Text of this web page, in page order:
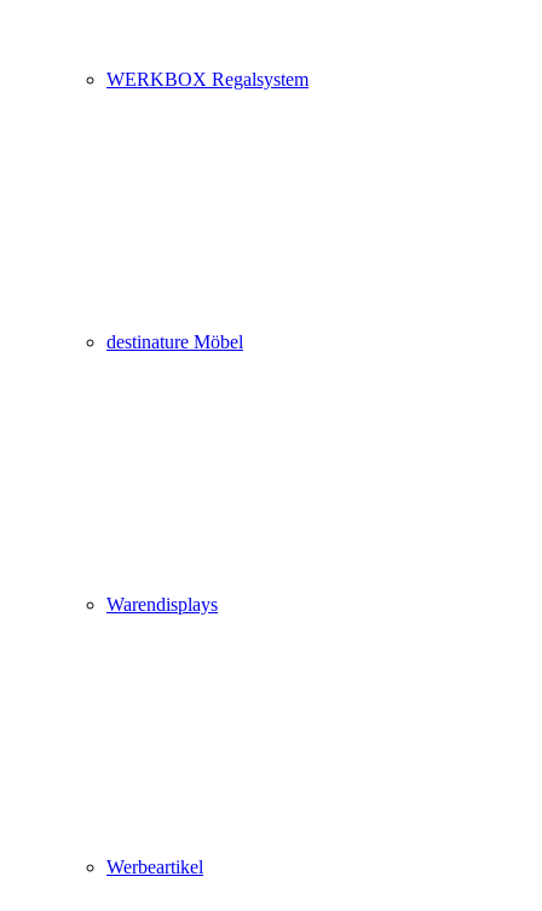
WERKBOX Regalsystem
destinature Möbel
Warendisplays
Werbeartikel